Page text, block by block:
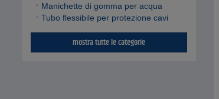
Manichette di gomma per acqua
Tubo flessibile per protezione cavi
mostra tutte le categorie